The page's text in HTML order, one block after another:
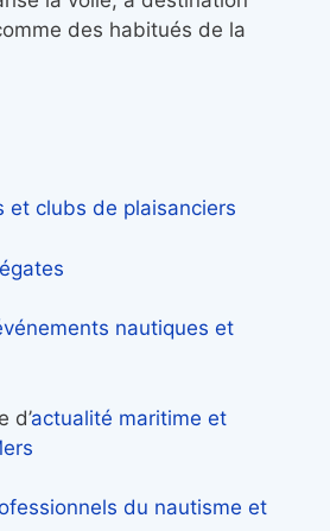
des habitués de la
et clubs de plaisanciers
nautiques et
d’actualité maritime et
du nautisme et